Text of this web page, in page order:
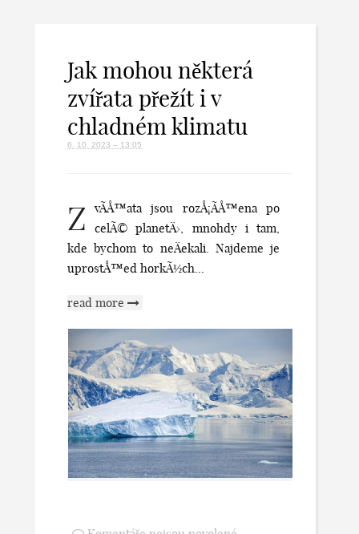
Jak mohou některá
zvířata přežít i v
chladném klimatu
6. 10. 2023 – 13:05
Z
vÃ­Å™ata jsou rozÅ¡Ã­Å™ena po
celÃ© planetÄ›, mnohdy i tam,
kde bychom to neÄekali. Najdeme je
uprostÅ™ed horkÃ½ch...
read more